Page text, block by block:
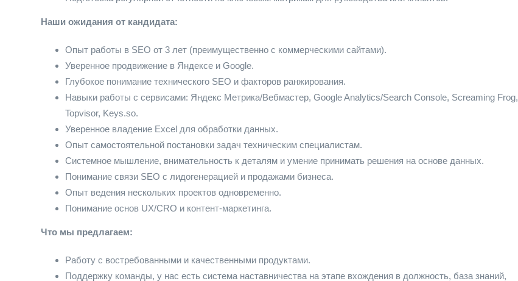
Наши ожидания от кандидата:
Опыт работы в SEO от 3 лет (преимущественно с коммерческими сайтами).
Уверенное продвижение в Яндексе и Google.
Глубокое понимание технического SEO и факторов ранжирования.
Навыки работы с сервисами: Яндекс Метрика/Вебмастер, Google Analytics/Search Console, Screaming Frog,
Topvisor, Keys.so.
Уверенное владение Excel для обработки данных.
Опыт самостоятельной постановки задач техническим специалистам.
Системное мышление, внимательность к деталям и умение принимать решения на основе данных.
Понимание связи SEO с лидогенерацией и продажами бизнеса.
Опыт ведения нескольких проектов одновременно.
Понимание основ UX/CRO и контент-маркетинга.
Что мы предлагаем:
Работу с востребованными и качественными продуктами.
Поддержку команды, у нас есть система наставничества на этапе вхождения в должность, база знаний,